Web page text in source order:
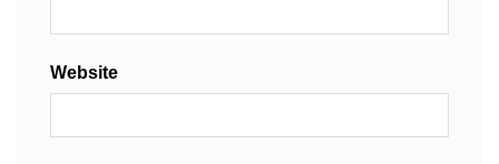
Website